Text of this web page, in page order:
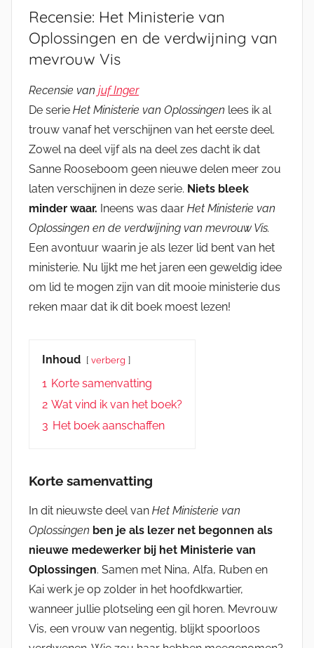
Recensie: Het Ministerie van
Oplossingen en de verdwijning van
mevrouw Vis
Recensie van juf Inger
De serie Het Ministerie van Oplossingen lees ik al
trouw vanaf het verschijnen van het eerste deel.
Zowel na deel vijf als na deel zes dacht ik dat
Sanne Rooseboom geen nieuwe delen meer zou
laten verschijnen in deze serie. Niets bleek
minder waar. Ineens was daar Het Ministerie van
Oplossingen en de verdwijning van mevrouw Vis.
Een avontuur waarin je als lezer lid bent van het
ministerie. Nu lijkt me het jaren een geweldig idee
om lid te mogen zijn van dit mooie ministerie dus
reken maar dat ik dit boek moest lezen!
Inhoud verberg
1 Korte samenvatting
2 Wat vind ik van het boek?
3 Het boek aanschaffen
Korte samenvatting
In dit nieuwste deel van Het Ministerie van
Oplossingen ben je als lezer net begonnen als
nieuwe medewerker bij het Ministerie van
Oplossingen. Samen met Nina, Alfa, Ruben en
Kai werk je op zolder in het hoofdkwartier,
wanneer jullie plotseling een gil horen. Mevrouw
Vis, een vrouw van negentig, blijkt spoorloos